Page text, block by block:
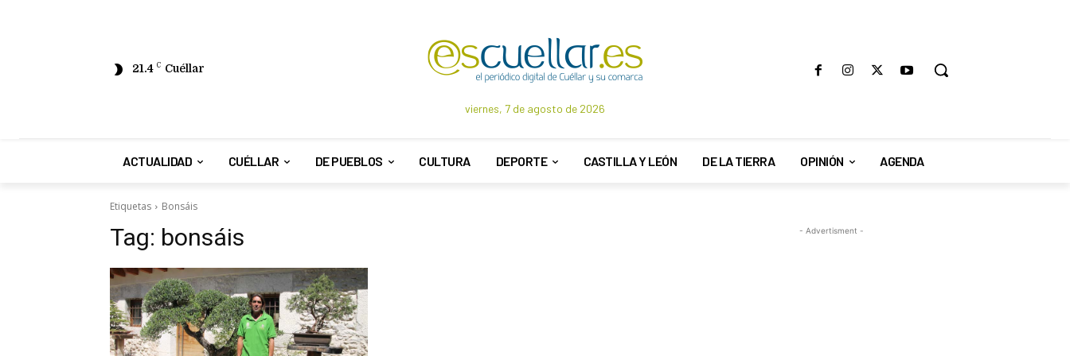
21.4 C Cuéllar
viernes, 7 de agosto de 2026
ACTUALIDAD CUÉLLAR DE PUEBLOS CULTURA DEPORTE CASTILLA Y LEÓN DE LA TIERRA OPINIÓN AGENDA
Etiquetas Bonsáis
Tag: bonsáis - Advertisment -